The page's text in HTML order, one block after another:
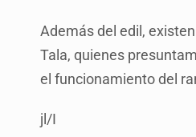
Además del edil,
Tala, quienes
el funcionamiento del
jl/I